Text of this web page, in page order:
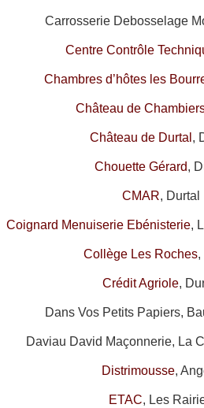
Carrosserie Debosselage
Centre Contrôle
Chambres d’hôtes les
Château de
Château de Durtal ,
Chouette Gérard,
CMAR, Durtal
Coignard Menuiserie Ebénisterie,
Collège Les Roches,
Crédit Agriole,
Dans Vos Petits Papiers,
Daviau David Maçonnerie, La
Distrimousse,
ETAC, Les